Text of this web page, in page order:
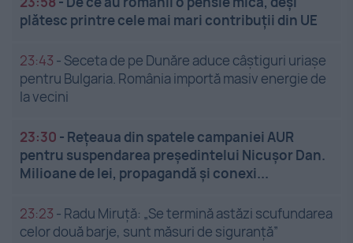
plătesc printre cele mai mari contribuții din UE
23:43 - Seceta de pe Dunăre aduce câștiguri uriașe
pentru Bulgaria. România importă masiv energie de
la vecini
23:30 - Rețeaua din spatele campaniei AUR
pentru suspendarea președintelui Nicușor Dan.
Milioane de lei, propagandă și conexi...
23:23 - Radu Miruță: „Se termină astăzi scufundarea
celor două barje, sunt măsuri de siguranţă”